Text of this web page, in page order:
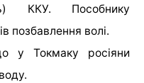
ККУ. Пособнику
позбавлення волі.
у Токмаку росіяни